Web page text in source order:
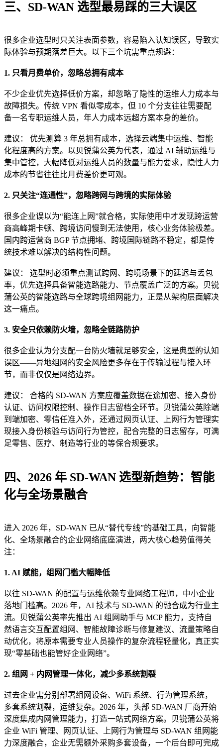
三、SD-WAN 选型最易踩的三大误区
很多企业选型时只关注表面参数，容易陷入认知误区，导致实
际体验与预期落差巨大。以下三个坑需重点规避：
1. 只看月费单价，忽略总拥有成本
不少企业优先选择低价方案，却忽略了隐性的运维人力成本与
故障损失。传统 VPN 看似零成本，但 10 个分支往往需要配
备一名专职运维人员，年人力成本远超方案本身的差价。
建议： 优先测算 3 年总拥有成本，选择云端集中运维、智能
化程度高的方案。以贝锐蒲公英为代表，通过 AI 辅助运维与
集中管控，大幅降低对运维人员的数量与能力要求，隐性人力
成本的节省往往比月费差价更可观。
2. 只关注“连通性”，忽略跨网与跨境的实际体验
很多企业误以为“能连上网”就合格，实际使用中才发现跨运营
商高峰期卡顿、跨境访问慢到无法使用，核心业务体验极差。
国内跨运营商 BGP 节点拥堵、跨境国际链路不稳定，都是传
统技术难以解决的结构性问题。
建议： 选型时必须重点测试跨网、跨境场景下的延迟与丢包
率，优先选择具备智能选路能力、节点覆盖广泛的方案。贝锐
蒲公英的智能选路与全球跨境组网能力，正是从架构层面解决
这一痛点。
3. 安全只依赖防火墙，忽略全链路防护
很多企业认为分支配一台防火墙就足够安全，这是典型的认知
误区——异地组网的安全风险更多存在于传输过程与接入环
节，而非仅仅是网络边界。
建议： 合格的 SD-WAN 方案应覆盖数据在途加密、接入身份
认证、访问权限控制、操作日志留档全环节。贝锐蒲公英除端
到端加密、零信任准入外，还通过网页认证、上网行为管理实
现接入身份核验与访问行为管控，配合完整的日志留存，可满
足零售、医疗、制造等行业的等保合规要求。
四、2026 年 SD-WAN 选型新趋势：智能
化与全场景融合
进入 2026 年，SD-WAN 已从“替代专线”的基础工具，向智能
化、全场景融合的企业网络底座演进，两大核心趋势值得关
注：
1. AI 赋能，组网门槛大幅降低
以往 SD-WAN 的配置与运维依赖专业网络工程师，中小企业
落地门槛高。2026 年，AI 技术与 SD-WAN 的融合成为行业主
流。贝锐蒲公英率先推出 AI 组网助手与 MCP 能力，支持自
然语言交互配置组网、智能故障诊断与修复建议、流量策略自
动优化，将原本需要专业人员操作的复杂流程轻量化，真正实
现“零基础也能管好企业网络”。
2. 组网 + 内网管理一体化，减少多系统割裂
过去企业需分别部署组网设备、WiFi 系统、行为管理系统，
多套系统割裂，运维复杂。2026 年，头部 SD-WAN 厂商开始
深度集成内网管理能力，打造一站式网络方案。贝锐蒲公英将
企业 WiFi 管理、网页认证、上网行为管理与 SD-WAN 组网能
力深度融合，企业无需额外采购多套设备，一个后台即可完成